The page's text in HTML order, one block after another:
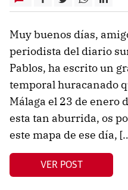
Muy buenos días,
periodista del diario
Pablos, ha escrito un
temporal huracanado
Málaga el 23 de enero
esta tan aburrida, os
este mapa de ese día,
VER POST